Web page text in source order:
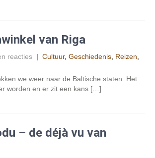
van Riga
reacties | Cultuur, Geschiedenis Reizen
we weer naar de Baltische staten. Het
worden en er zit een kans […]
– de déjà vu van